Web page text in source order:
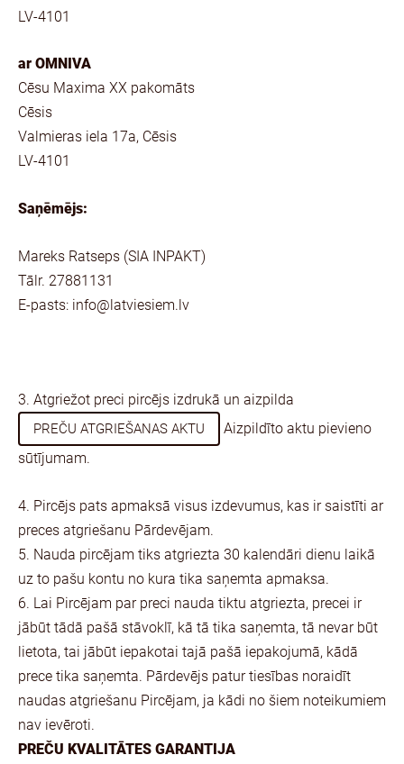
LV-4101
ar OMNIVA
Cēsu Maxima XX pakomāts
Cēsis
Valmieras iela 17a, Cēsis
LV-4101
Saņēmējs:
Mareks Ratseps (SIA INPAKT)
Tālr. 27881131
E-pasts: info@latviesiem.lv
3. Atgriežot preci pircējs izdrukā un aizpilda
PREČU ATGRIEŠANAS AKTU
Aizpildīto aktu pievieno
sūtījumam.
4. Pircējs pats apmaksā visus izdevumus, kas ir saistīti ar
preces atgriešanu Pārdevējam.
5. Nauda pircējam tiks atgriezta 30 kalendāri dienu laikā
uz to pašu kontu no kura tika saņemta apmaksa.
6. Lai Pircējam par preci nauda tiktu atgriezta, precei ir
jābūt tādā pašā stāvoklī, kā tā tika saņemta, tā nevar būt
lietota, tai jābūt iepakotai tajā pašā iepakojumā, kādā
prece tika saņemta. Pārdevējs patur tiesības noraidīt
naudas atgriešanu Pircējam, ja kādi no šiem noteikumiem
nav ievēroti.
PREČU KVALITĀTES GARANTIJA